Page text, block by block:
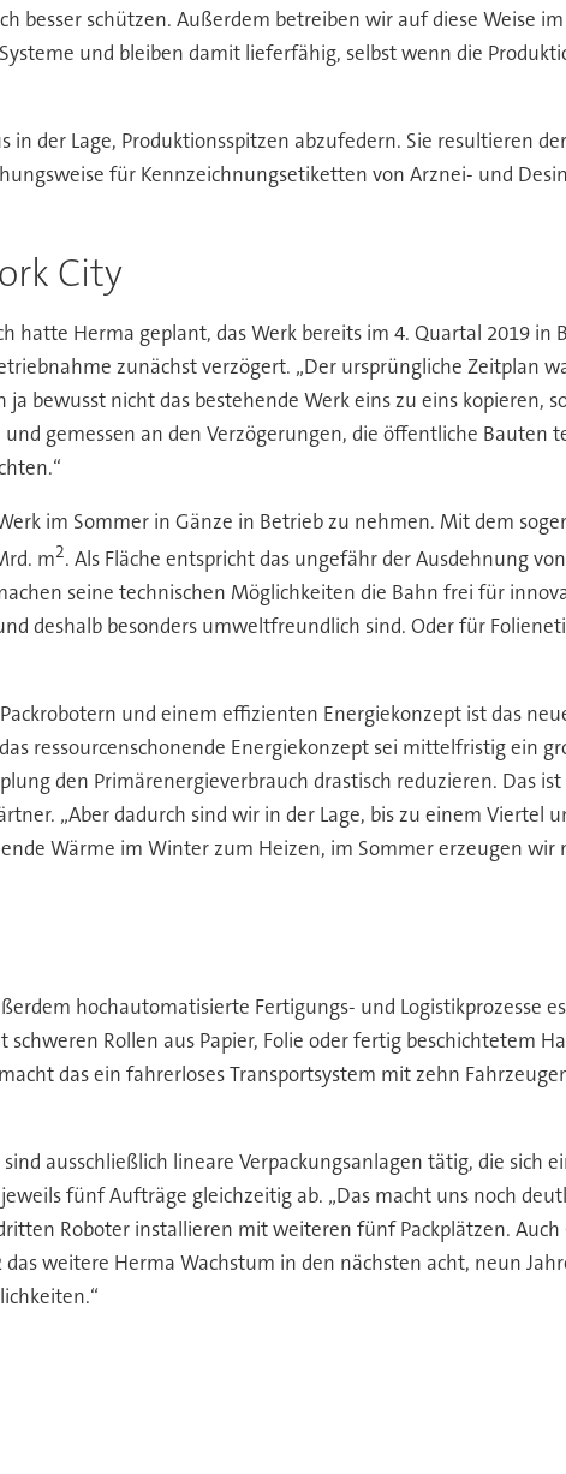
besser schützen. Außerdem betreiben wir auf diese Weise
und bleiben damit lieferfähig, selbst wenn die
der Lage, Produktionsspitzen abzufedern. Sie resultieren
für Kennzeichnungsetiketten von Arznei- und
City
hatte Herma geplant, das Werk bereits im 4. Quartal 2019 in
zunächst verzögert. „Der ursprüngliche Zeitplan
bewusst nicht das bestehende Werk eins zu eins kopieren,
gemessen an den Verzögerungen, die öffentliche Bauten
im Sommer in Gänze in Betrieb zu nehmen. Mit dem
m2. Als Fläche entspricht das ungefähr der Ausdehnung
seine technischen Möglichkeiten die Bahn frei für
deshalb besonders umweltfreundlich sind. Oder für
und einem effizienten Energiekonzept ist das
ressourcenschonende Energiekonzept sei mittelfristig ein
den Primärenergieverbrauch drastisch reduzieren. Das
„Aber dadurch sind wir in der Lage, bis zu einem Viertel
Wärme im Winter zum Heizen, im Sommer erzeugen wir
hochautomatisierte Fertigungs- und Logistikprozesse
Rollen aus Papier, Folie oder fertig beschichtetem
das ein fahrerloses Transportsystem mit zehn
ausschließlich lineare Verpackungsanlagen tätig, die sich
fünf Aufträge gleichzeitig ab. „Das macht uns noch
Roboter installieren mit weiteren fünf Packplätzen.
weitere Herma Wachstum in den nächsten acht, neun